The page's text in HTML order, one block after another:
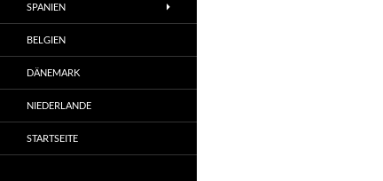
SPANIEN
BELGIEN
DÄNEMARK
NIEDERLANDE
STARTSEITE